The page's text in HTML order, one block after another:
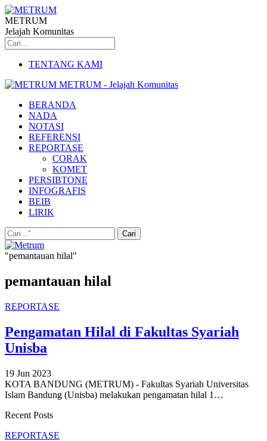
METRUM
Jelajah Komunitas
TENTANG KAMI
METRUM - Jelajah Komunitas
BERANDA
NADA
NOTASI
REFERENSI
REPORTASE
CORAK
KOMET
PERSIBTONE
INFOGRAFIS
BEIB
LIRIK
"pemantauan hilal"
pemantauan hilal
REPORTASE
Pengamatan Hilal di Fakultas Syariah
Unisba
19 Jun 2023
KOTA BANDUNG (METRUM) - Fakultas Syariah Universitas
Islam Bandung (Unisba) melakukan pengamatan hilal 1 …
Recent Posts
REPORTASE